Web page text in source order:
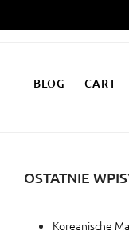
Inhalt
BLOG CART
OSTATNIE
Koreanische